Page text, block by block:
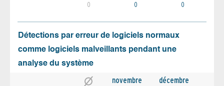
0 0 0
Détections par erreur de logiciels normaux
comme logiciels malveillants pendant une
analyse du système
novembre décembre